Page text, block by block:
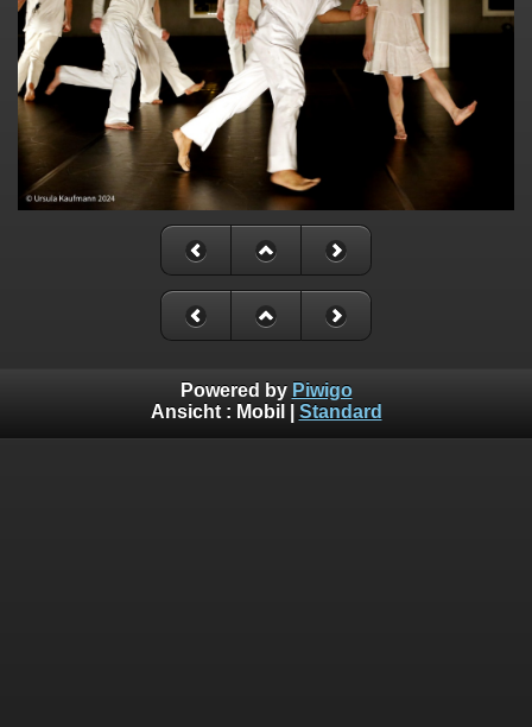
Powered by Piwigo
Ansicht : Mobil Standard